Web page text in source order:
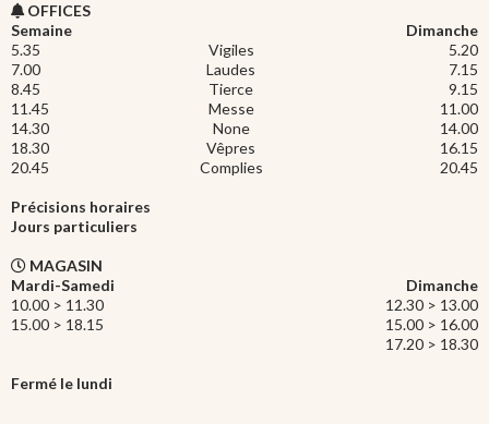
OFFICES
Semaine
Dimanche
5.35
Vigiles
5.20
7.00
Laudes
7.15
8.45
Tierce
9.15
11.45
Messe
11.00
14.30
None
14.00
18.30
Vêpres
16.15
20.45
Complies 20.45
Précisions horaires
Jours particuliers
MAGASIN
Mardi-Samedi
Dimanche
10.00 > 11.30
12.30 > 13.00
15.00 > 18.15
15.00 > 16.00
17.20 > 18.30
Fermé le lundi